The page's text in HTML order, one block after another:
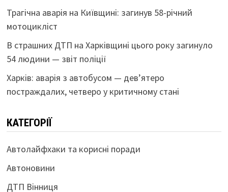
Трагічна аварія на Київщині: загинув 58-річний
мотоцикліст
В страшних ДТП на Харківщині цього року загинуло
54 людини — звіт поліції
Харків: аварія з автобусом — дев’ятеро
постраждалих, четверо у критичному стані
КАТЕГОРІЇ
Автолайфхаки та корисні поради
Автоновини
ДТП Вінниця